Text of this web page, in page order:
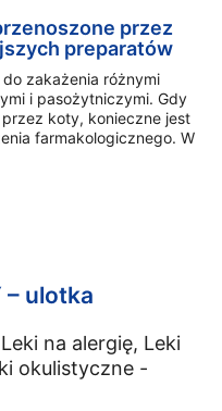
przez
preparatów
zakażenia różnymi
i pasożytniczymi. Gdy
koty, konieczne jest
farmakologicznego. W
– ulotka
na alergię, Leki
okulistyczne -